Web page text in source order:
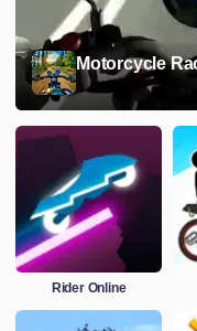
Motorcycle
Rider Online